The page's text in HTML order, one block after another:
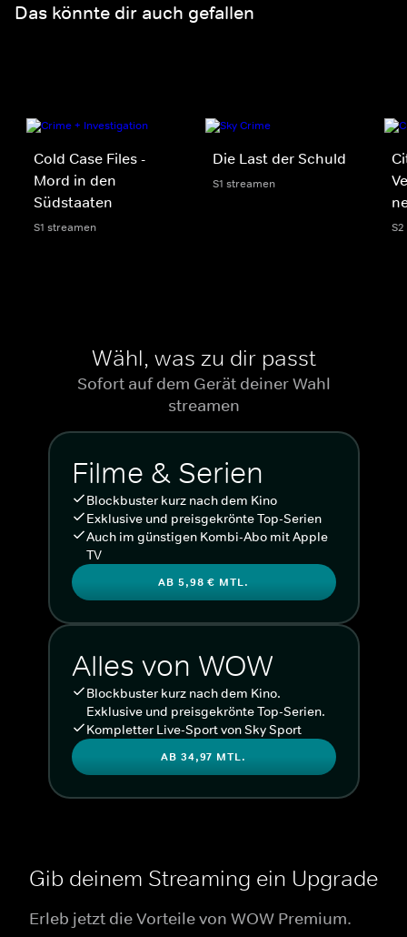
Das könnte dir auch gefallen
Cold Case Files -
Mord in den
Südstaaten
S1 streamen
Die Last der Schuld
S1 streamen
Wähl, was zu dir passt
Sofort auf dem Gerät deiner Wahl
streamen
Filme & Serien
Blockbuster kurz nach dem Kino
Exklusive und preisgekrönte Top-Serien
Auch im günstigen Kombi-Abo mit Apple
TV
AB 5,98 € MTL.
Alles von WOW
Blockbuster kurz nach dem Kino.
Exklusive und preisgekrönte Top-Serien.
Kompletter Live-Sport von Sky Sport
AB 34,97 MTL.
Gib deinem Streaming ein Upgrade
Erleb jetzt die Vorteile von WOW Premium.